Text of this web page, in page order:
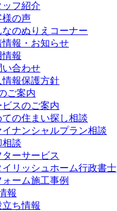
ッフ紹介
様の声
なのぬりえコーナー
情報・お知らせ
報
い合わせ
情報保護方針
ご案内
ビスのご案内
ての住まい探し相談
イナンシャルプラン相談
相談
ターサービス
イリッシュホーム行政書士
ォーム施工事例
報
立ち情報